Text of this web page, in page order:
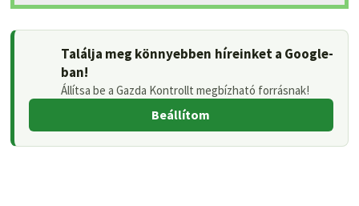
Találja meg könnyebben híreinket a Google-
ban!
Állítsa be a Gazda Kontrollt megbízható forrásnak!
Beállítom